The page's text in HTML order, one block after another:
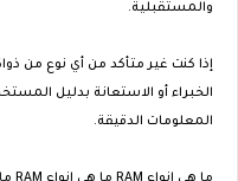
والمستقبلية.
الخبراء أو الاستعانة بدليل
المعلومات الدقيقة.